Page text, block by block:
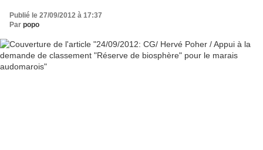
Publié le 27/09/2012 à 17:37
Par popo